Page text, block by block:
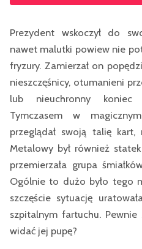
Prezydent wskoczył do
nawet malutki powiew nie
fryzury. Zamierzał on
nieszczęśnicy, otumanieni
lub nieuchronny
Tymczasem w
przeglądał swoją talię
Metalowy był również
przemierzała grupa
Ogólnie to dużo było tego
szczęście sytuację
szpitalnym fartuchu. Pewnie
widać jej pupę?